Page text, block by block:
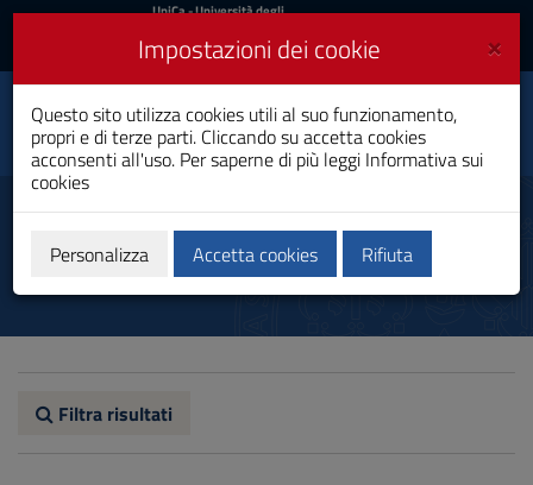
Vai
al
navigazione
sito
Footer
UniCa
Accedi
UniCa- Università degli
Accedi UniCA News
Toggle
navigation
Tecniche per l’Edilizia e il
Territorio
Laurea Professionalizzante
Avvisi
Filtra risultati
×
Impostazioni dei cookie
Questo sito utilizza cookies utili al suo funzionamento,
propri e di terze parti. Cliccando su accetta cookies
acconsenti all'uso. Per saperne di più leggi Informativa sui
cookies
Personalizza Accetta cookies Rifiuta